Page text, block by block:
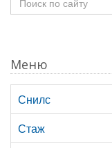
Меню
Снилс
Стаж